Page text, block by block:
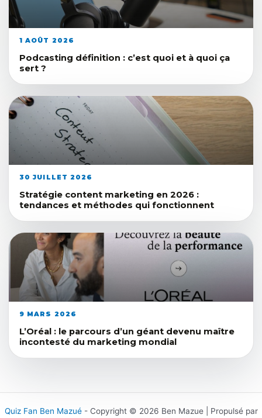
1 AOÛT 2026
Podcasting définition : c’est quoi et à quoi ça
sert ?
30 JUILLET 2026
Stratégie content marketing en 2026 :
tendances et méthodes qui fonctionnent
9 MARS 2026
L’Oréal : le parcours d’un géant devenu maître
incontesté du marketing mondial
Quiz Fan Ben Mazué- Copyright © 2026 Ben Mazue | Propulsé par